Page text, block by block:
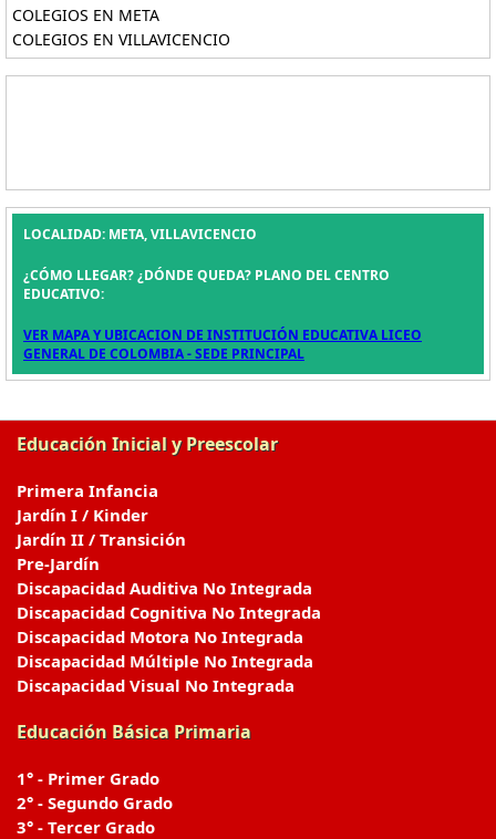
COLEGIOS EN META
COLEGIOS EN VILLAVICENCIO
LOCALIDAD: META, VILLAVICENCIO
¿CÓMO LLEGAR? ¿DÓNDE QUEDA? PLANO DEL CENTRO
EDUCATIVO:
VER MAPA Y UBICACION DE INSTITUCIÓN EDUCATIVA LICEO
GENERAL DE COLOMBIA - SEDE PRINCIPAL
Educación Inicial y Preescolar
Primera Infancia
Jardín I / Kinder
Jardín II / Transición
Pre-Jardín
Discapacidad Auditiva No Integrada
Discapacidad Cognitiva No Integrada
Discapacidad Motora No Integrada
Discapacidad Múltiple No Integrada
Discapacidad Visual No Integrada
Educación Básica Primaria
1° - Primer Grado
2° - Segundo Grado
3° - Tercer Grado